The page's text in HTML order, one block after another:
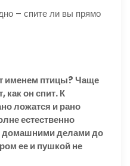
– спите ли вы прямо
именем птицы? Чаще
как он спит. К
ложатся и рано
естественно
домашними делами до
ее и пушкой не